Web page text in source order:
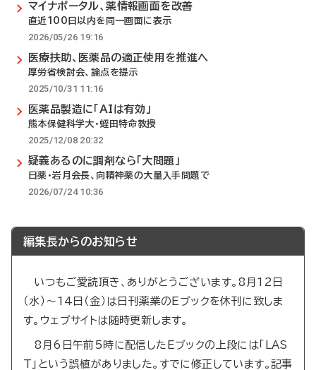
マイナポータル、薬情報画面を改善
直近100日以内を同一画面に表示
2026/05/26 19:16
医療扶助、医薬品の適正使用を推進へ
厚労省検討会、論点を提示
2025/10/31 11:16
医薬品製造に「AIは有効」
熊本保健科学大・蛭田特命教授
2025/12/08 20:32
疑義あるのに調剤なら「大問題」
日薬・岩月会長、向精神薬の大量入手問題で
2026/07/24 10:36
編集長からのお知らせ
いつもご愛読頂き、ありがとうございます。8月12日
（水）～14日（金）は日刊薬業のEブックを休刊に致しま
す。ウェブサイトは随時更新します。
8月6日午前5時に配信したEブックの上段には「LAS
T」という誤植がありました。すでに修正しています。記事